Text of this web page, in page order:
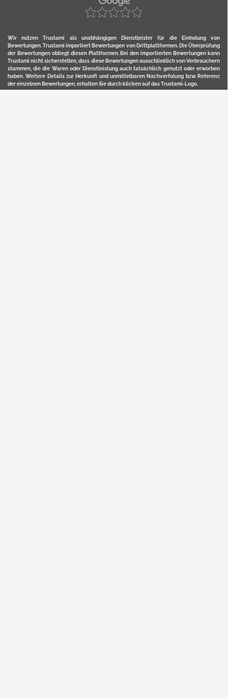
Wir nutzen Trustami als unabhängigen Dienstleister für die Einholung von
Bewertungen. Trustami importiert Bewertungen von Drittplattformen. Die Überprüfung
der Bewertungen obliegt diesen Plattformen. Bei den importierten Bewertungen kann
Trustami nicht sicherstellen, dass diese Bewertungen ausschließlich von Verbrauchern
stammen, die die Waren oder Dienstleistung auch tatsächlich genutzt oder erworben
haben. Weitere Details zur Herkunft und unmittelbaren Nachverfolung bzw. Referenz
der einzelnen Bewertungen, erhalten Sie durch klicken auf das Trustami-Logo.